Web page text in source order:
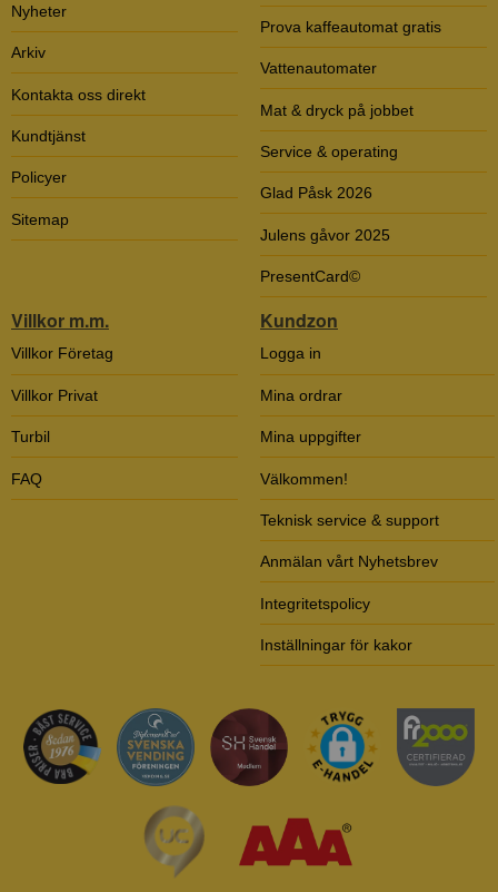
Nyheter
Arkiv
Kontakta oss direkt
Kundtjänst
Policyer
Sitemap
Prova kaffeautomat gratis
Vattenautomater
Mat & dryck på jobbet
Service & operating
Glad Påsk 2026
Julens gåvor 2025
PresentCard©
Villkor m.m.
Villkor Företag
Villkor Privat
Turbil
FAQ
Kundzon
Logga in
Mina ordrar
Mina uppgifter
Välkommen!
Teknisk service & support
Anmälan vårt Nyhetsbrev
Integritetspolicy
Inställningar för kakor